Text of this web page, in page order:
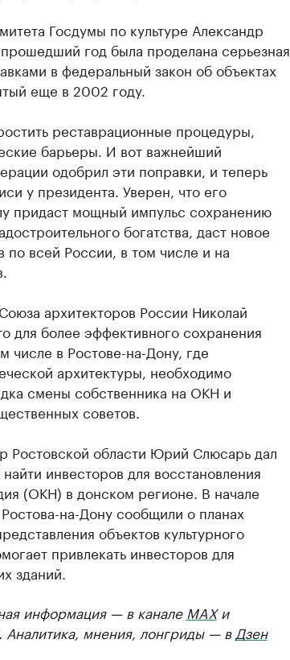
Госдумы по культуре Александр
год была проделана серьезная
в федеральный закон об объектах
еще в 2002 году.
реставрационные процедуры,
барьеры. И вот важнейший
одобрил эти поправки, и теперь
у президента. Уверен, что его
придаст мощный импульс сохранению
богатства, даст новое
по всей России, в том числе и на
архитекторов России Николай
для более эффективного сохранения
числе в Ростове-на-Дону, где
архитектуры, необходимо
смены собственника на ОКН и
советов.
Ростовской области Юрий Слюсарь дал
инвесторов для восстановления
(ОКН) в донском регионе. В начале
на-Дону сообщили о планах
объектов культурного
привлекать инвесторов для
зданий.
информация — в канале MAXи
Аналитика, мнения, лонгриды — в Дзен